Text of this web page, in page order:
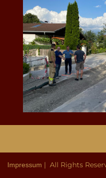
Impressum | All Rights